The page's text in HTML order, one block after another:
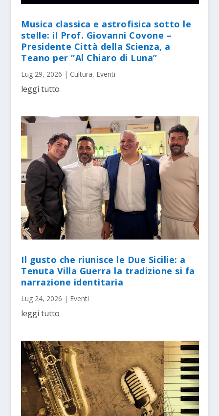
Musica classica e astrofisica sotto le
stelle: il Prof. Giovanni Covone –
Presidente Città della Scienza, a
Teano per “Al Chiaro di Luna”
Lug 29, 2026 | Cultura, Eventi
leggi tutto
Il gusto che riunisce le Due Sicilie: a
Tenuta Villa Guerra la tradizione si fa
narrazione identitaria
Lug 24, 2026 | Eventi
leggi tutto